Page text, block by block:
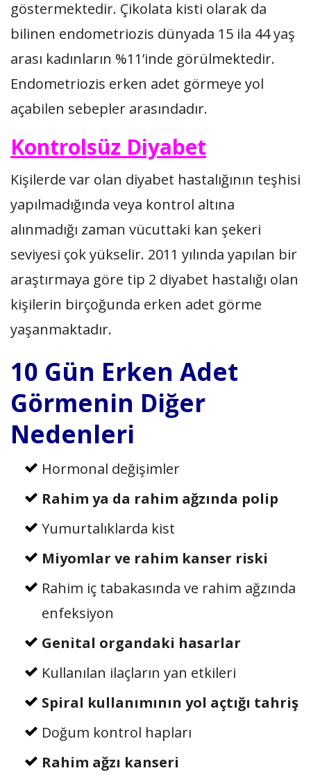
göstermektedir. Çikolata kisti olarak da
bilinen endometriozis dünyada 15 ila 44 yaş
arası kadınların %11’inde görülmektedir.
Endometriozis erken adet görmeye yol
açabilen sebepler arasındadır.
Kontrolsüz Diyabet
Kişilerde var olan diyabet hastalığının teşhisi
yapılmadığında veya kontrol altına
alınmadığı zaman vücuttaki kan şekeri
seviyesi çok yükselir. 2011 yılında yapılan bir
araştırmaya göre tip 2 diyabet hastalığı olan
kişilerin birçoğunda erken adet görme
yaşanmaktadır.
10 Gün Erken Adet
Görmenin Diğer
Nedenleri
Hormonal değişimler
Rahim ya da rahim ağzında polip
Yumurtalıklarda kist
Miyomlar ve rahim kanser riski
Rahim iç tabakasında ve rahim ağzında
enfeksiyon
Genital organdaki hasarlar
Kullanılan ilaçların yan etkileri
Spiral kullanımının yol açtığı tahriş
Doğum kontrol hapları
Rahim ağzı kanseri